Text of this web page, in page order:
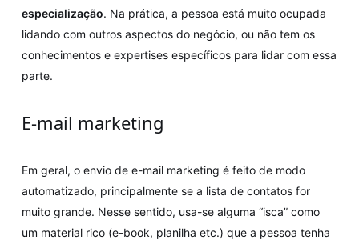
especialização. Na prática, a pessoa está muito ocupada
lidando com outros aspectos do negócio, ou não tem os
conhecimentos e expertises específicos para lidar com essa
parte.
E-mail marketing
Em geral, o envio de e-mail marketing é feito de modo
automatizado, principalmente se a lista de contatos for
muito grande. Nesse sentido, usa-se alguma “isca” como
um material rico (e-book, planilha etc.) que a pessoa tenha